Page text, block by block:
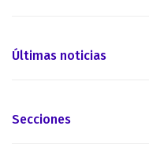
Últimas noticias
Secciones